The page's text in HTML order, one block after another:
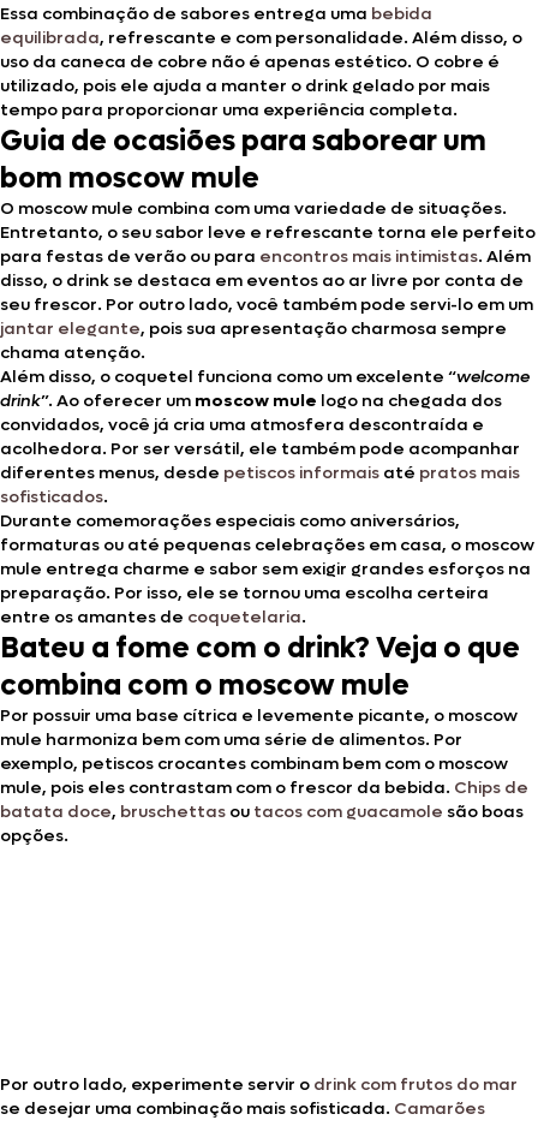
Essa combinação de sabores entrega uma bebida
equilibrada, refrescante e com personalidade. Além disso, o
uso da caneca de cobre não é apenas estético. O cobre é
utilizado, pois ele ajuda a manter o drink gelado por mais
tempo para proporcionar uma experiência completa.
Guia de ocasiões para saborear um
bom moscow mule
O moscow mule combina com uma variedade de situações.
Entretanto, o seu sabor leve e refrescante torna ele perfeito
para festas de verão ou para encontros mais intimistas. Além
disso, o drink se destaca em eventos ao ar livre por conta de
seu frescor. Por outro lado, você também pode servi-lo em um
jantar elegante, pois sua apresentação charmosa sempre
chama atenção.
Além disso, o coquetel funciona como um excelente “welcome
drink”. Ao oferecer um moscow mule logo na chegada dos
convidados, você já cria uma atmosfera descontraída e
acolhedora. Por ser versátil, ele também pode acompanhar
diferentes menus, desde petiscos informais até pratos mais
sofisticados.
Durante comemorações especiais como aniversários,
formaturas ou até pequenas celebrações em casa, o moscow
mule entrega charme e sabor sem exigir grandes esforços na
preparação. Por isso, ele se tornou uma escolha certeira
entre os amantes de coquetelaria.
Bateu a fome com o drink? Veja o que
combina com o moscow mule
Por possuir uma base cítrica e levemente picante, o moscow
mule harmoniza bem com uma série de alimentos. Por
exemplo, petiscos crocantes combinam bem com o moscow
mule, pois eles contrastam com o frescor da bebida. Chips de
batata doce, bruschettas ou tacos com guacamole são boas
opções.
Por outro lado, experimente servir o drink com frutos do mar
se desejar uma combinação mais sofisticada. Camarões